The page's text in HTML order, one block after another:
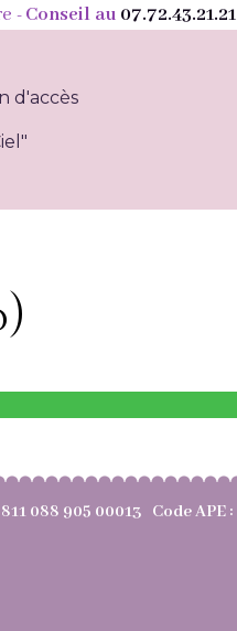
- Conseil au 07.72.43.21.21
d'accès
088 905 00013 Code APE :